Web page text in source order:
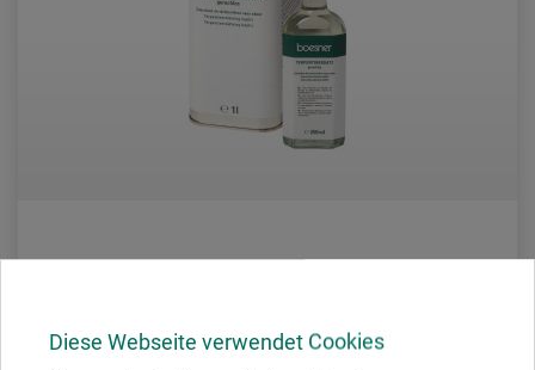
Diese Webseite verwendet Cookies
Terpentinersatz geruchlos